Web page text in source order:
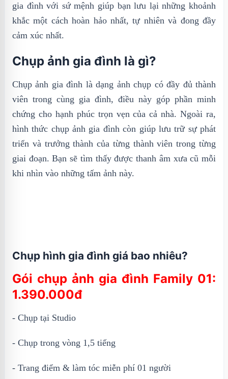
gia đình với sứ mệnh giúp bạn lưu lại những khoảnh
khắc một cách hoàn hảo nhất, tự nhiên và đong đầy
cảm xúc nhất.
Chụp ảnh gia đình là gì?
Chụp ảnh gia đình là dạng ảnh chụp có đầy đủ thành
viên trong cùng gia đình, điều này góp phần minh
chứng cho hạnh phúc trọn vẹn của cả nhà. Ngoài ra,
hình thức chụp ảnh gia đình còn giúp lưu trữ sự phát
triển và trưởng thành của từng thành viên trong từng
giai đoạn. Bạn sẽ tìm thấy được thanh âm xưa cũ mỗi
khi nhìn vào những tấm ảnh này.
Chụp hình gia đình giá bao nhiêu?
Gói chụp ảnh gia đình Family 01:
1.390.000đ
- Chụp tại Studio
- Chụp trong vòng 1,5 tiếng
- Trang điểm & làm tóc miễn phí 01 người